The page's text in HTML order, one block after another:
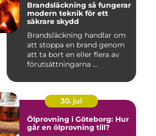
Brandsläckning så fungerar
modern teknik för ett
säkrare skydd
Brandsläckning handlar om
att stoppa en brand genom
att ta bort en eller flera av
förutsättningarna ...
30. jul
Ölprovning i Göteborg: Hur
går en ölprovning till?